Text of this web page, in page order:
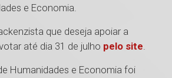
e Economia.
que deseja apoiar a
até dia 31 de julho pelo site.
Humanidades e Economia foi